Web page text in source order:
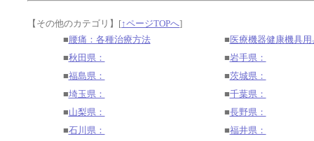
【その他のカテゴリ】 [↑ページTOPへ]
■腰痛：各種治療方法 ■ 医療機器健康機具
■秋田県： ■岩手県：
■福島県： ■茨城県：
■埼玉県： ■千葉県：
■山梨県： ■長野県：
■石川県： ■福井県：